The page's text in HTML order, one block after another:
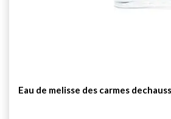
Eau de melisse des carmes